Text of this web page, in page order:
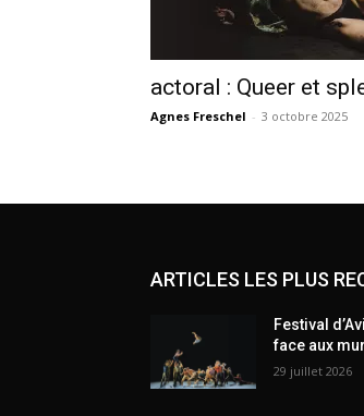
actoral : Queer et
Agnes Freschel - 3 octobre 2025
ARTICLES LES PLUS
Festival
face aux
29 juillet 2026